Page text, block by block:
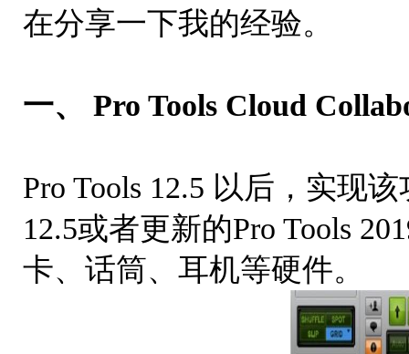
在分享一下我的经验。
一、 Pro Tools Cloud
Pro Tools 12.5 以后，实现
12.5或者更新的Pro Tools
卡、话筒、耳机等硬件。